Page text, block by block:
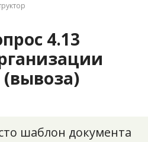
4.13
шаблон документа